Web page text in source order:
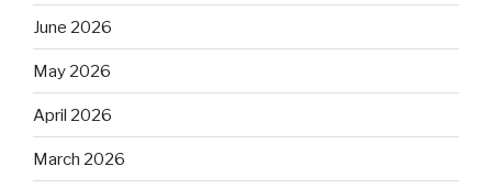
June 2026
May 2026
April 2026
March 2026